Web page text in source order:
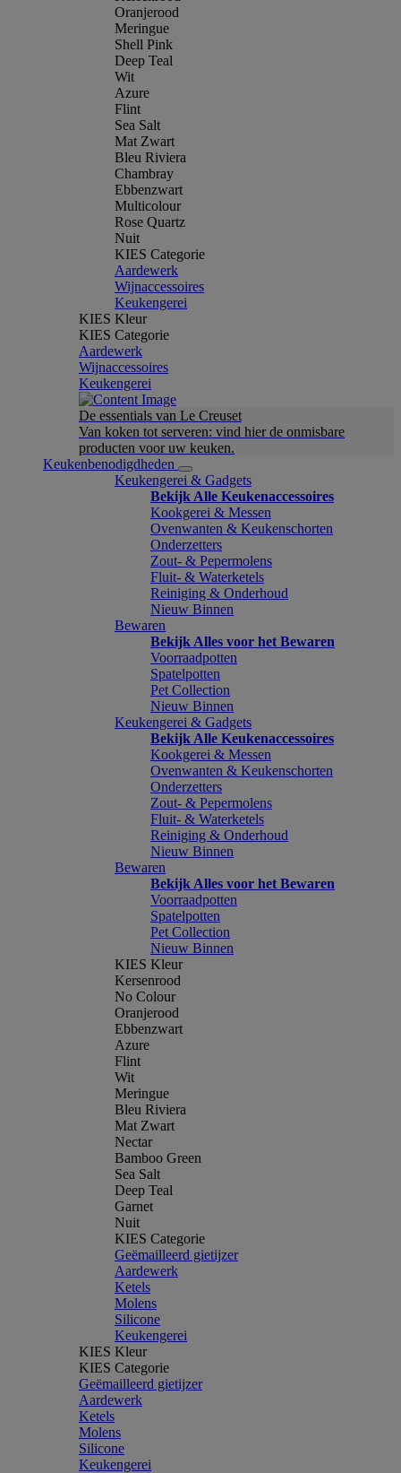
Oranjerood
Meringue
Shell Pink
Deep Teal
Wit
Azure
Flint
Sea Salt
Mat Zwart
Bleu Riviera
Chambray
Ebbenzwart
Multicolour
Rose Quartz
Nuit
KIES Categorie
Aardewerk
Wijnaccessoires
Keukengerei
KIES Kleur
KIES Categorie
Aardewerk
Wijnaccessoires
Keukengerei
De essentials van Le Creuset
Van koken tot serveren: vind hier de onmisbare
producten voor uw keuken.
Keukenbenodigdheden
Keukengerei & Gadgets
Bekijk Alle Keukenaccessoires
Kookgerei & Messen
Ovenwanten & Keukenschorten
Onderzetters
Zout- & Pepermolens
Fluit- & Waterketels
Reiniging & Onderhoud
Nieuw Binnen
Bewaren
Bekijk Alles voor het Bewaren
Voorraadpotten
Spatelpotten
Pet Collection
Nieuw Binnen
Keukengerei & Gadgets
Bekijk Alle Keukenaccessoires
Kookgerei & Messen
Ovenwanten & Keukenschorten
Onderzetters
Zout- & Pepermolens
Fluit- & Waterketels
Reiniging & Onderhoud
Nieuw Binnen
Bewaren
Bekijk Alles voor het Bewaren
Voorraadpotten
Spatelpotten
Pet Collection
Nieuw Binnen
KIES Kleur
Kersenrood
No Colour
Oranjerood
Ebbenzwart
Azure
Flint
Wit
Meringue
Bleu Riviera
Mat Zwart
Nectar
Bamboo Green
Sea Salt
Deep Teal
Garnet
Nuit
KIES Categorie
Geëmailleerd gietijzer
Aardewerk
Ketels
Molens
Silicone
Keukengerei
KIES Kleur
KIES Categorie
Geëmailleerd gietijzer
Aardewerk
Ketels
Molens
Silicone
Keukengerei